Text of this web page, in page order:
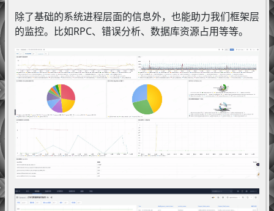
除了基础的系统进程层面的信息外，也能助力我们框架层
的监控。比如RPC、错误分析、数据库资源占用等等。